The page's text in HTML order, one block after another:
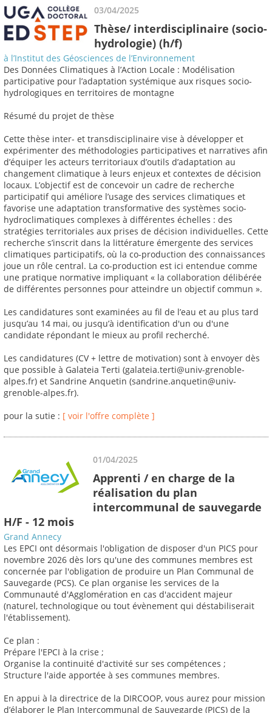
03/04/2025
Thèse/ interdisciplinaire (socio-
hydrologie) (h/f)
à l’Institut des Géosciences de l’Environnement
Des Données Climatiques à l’Action Locale : Modélisation
participative pour l’adaptation systémique aux risques socio-
hydrologiques en territoires de montagne
Résumé du projet de thèse
Cette thèse inter- et transdisciplinaire vise à développer et
expérimenter des méthodologies participatives et narratives afin
d’équiper les acteurs territoriaux d’outils d’adaptation au
changement climatique à leurs enjeux et contextes de décision
locaux. L’objectif est de concevoir un cadre de recherche
participatif qui améliore l’usage des services climatiques et
favorise une adaptation transformative des systèmes socio-
hydroclimatiques complexes à différentes échelles : des
stratégies territoriales aux prises de décision individuelles. Cette
recherche s’inscrit dans la littérature émergente des services
climatiques participatifs, où la co-production des connaissances
joue un rôle central. La co-production est ici entendue comme
une pratique normative impliquant « la collaboration délibérée
de différentes personnes pour atteindre un objectif commun ».
Les candidatures sont examinées au fil de l’eau et au plus tard
jusqu’au 14 mai, ou jusqu’à identification d'un ou d'une
candidate répondant le mieux au profil recherché.
Les candidatures (CV + lettre de motivation) sont à envoyer dès
que possible à Galateia Terti (galateia.terti@univ-grenoble-
alpes.fr) et Sandrine Anquetin (sandrine.anquetin@univ-
grenoble-alpes.fr).
pour la sutie : [ voir l'offre complète ]
01/04/2025
Apprenti / en charge de la
réalisation du plan
intercommunal de sauvegarde
H/F - 12 mois
Grand Annecy
Les EPCI ont désormais l'obligation de disposer d'un PICS pour
novembre 2026 dès lors qu'une des communes membres est
concernée par l'obligation de produire un Plan Communal de
Sauvegarde (PCS). Ce plan organise les services de la
Communauté d'Agglomération en cas d'accident majeur
(naturel, technologique ou tout évènement qui déstabiliserait
l'établissement).
Ce plan :
Prépare l'EPCI à la crise ;
Organise la continuité d'activité sur ses compétences ;
Structure l'aide apportée à ses communes membres.
En appui à la directrice de la DIRCOOP, vous aurez pour mission
d’élaborer le Plan Intercommunal de Sauvegarde (PICS) de la